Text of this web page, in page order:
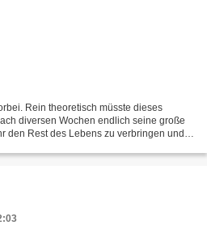
Rein theoretisch müsste dieses
diversen Wochen endlich seine große
den Rest des Lebens zu verbringen und